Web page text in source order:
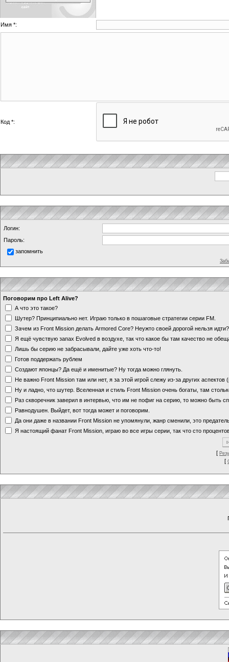
Имя *:
Код *:
Логин:
Пароль:
запомнить
Поговорим про Left Alive?
А что это такое?
Шутер? Принципиально нет. Играю только в пошаговые стратегии серии FM.
Зачем из Front Mission делать Armored Core? Неужто своей дорогой нельзя
Я ещё чувствую запах Evolved в воздухе, так что какое бы там качество не
Лишь бы серию не забрасывали, дайте уже хоть что-то!
Готов поддержать рублем
Создают японцы? Да ещё и именитые? Ну тогда можно глянуть.
Не важно Front Mission там или нет, я за этой игрой слежу из-за других аспектов
Ну и ладно, что шутер. Вселенная и стиль Front Mission очень богаты, там
Раз скворечник заверил в интервью, что им не пофиг на серию, то можно быть
Равнодушен. Выйдет, вот тогда может и поговорим.
Да они даже в названии Front Mission не упомянули, жанр сменили, это
Я настоящий фанат Front Mission, играю во все игры серии, так что сто
[
[